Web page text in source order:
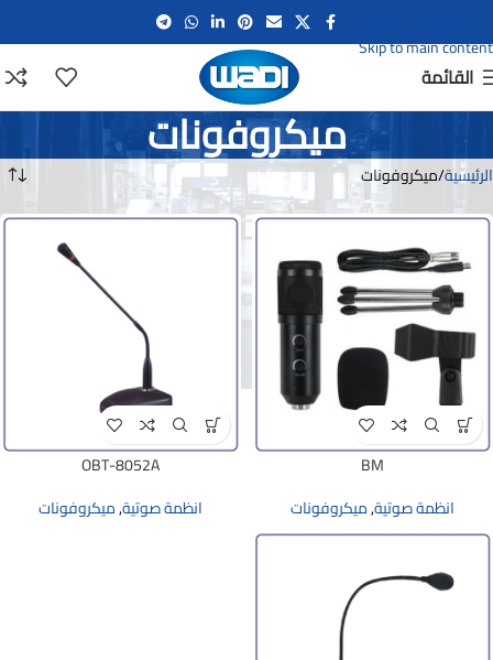
Skip to main content
القائمة
ميكروفونات
الرئيسية ميكروفونات
BM
انظمة صوتية,ميكروفونات
OBT-8052A
انظمة صوتية,ميكروفونات